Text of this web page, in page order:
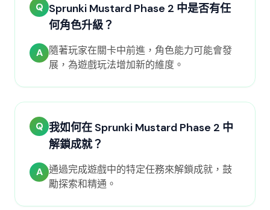
Q Sprunki Mustard Phase 2 中是否有任
何角色升級？
A 隨著玩家在關卡中前進，角色能力可能會發
展，為遊戲玩法增加新的維度。
Q 我如何在 Sprunki Mustard Phase 2 中
解鎖成就？
A 通過完成遊戲中的特定任務來解鎖成就，鼓
勵探索和精通。